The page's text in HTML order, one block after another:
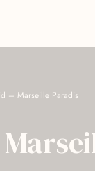
– Marseille Paradis